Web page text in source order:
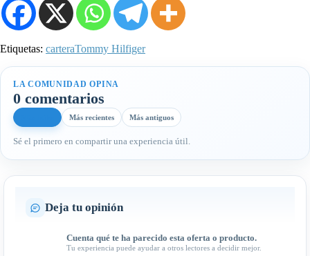
Etiquetas: carteraTommy Hilfiger
LA COMUNIDAD OPINA
0 comentarios
Más recientes Más antiguos
Sé el primero en compartir una experiencia útil.
Deja tu opinión
Cuenta qué te ha parecido esta oferta o producto.
Tu experiencia puede ayudar a otros lectores a decidir mejor.